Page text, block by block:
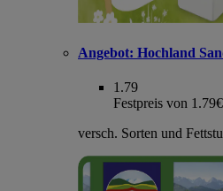
Angebot: Hochland
1.79
Festpreis von 1.79€
versch. Sorten und